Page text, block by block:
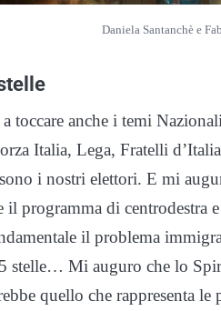
Daniela Santanchè e
toccare anche i temi
Italia, Lega, Fratelli
i nostri elettori. E mi
programma di centrodestra
il problema
5 stelle… Mi auguro che lo
quello che rappresenta